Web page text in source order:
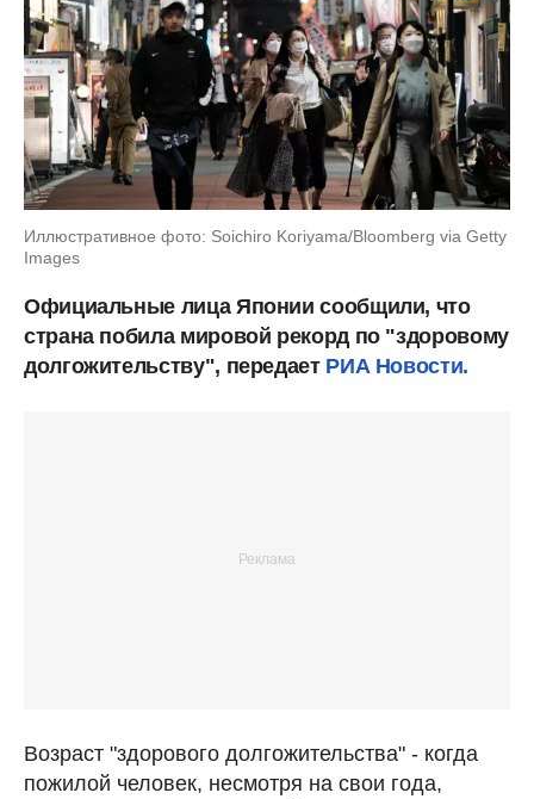
Иллюстративное фото: Soichiro Koriyama/Bloomberg via Getty
Images
Официальные лица Японии сообщили, что
страна побила мировой рекорд по "здоровому
долгожительству", передает РИА Новости.
Возраст "здорового долгожительства" - когда
пожилой человек, несмотря на свои года,